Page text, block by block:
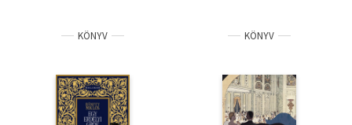
Tankönyv, segédkönyv
KÖNYV KÖNYV